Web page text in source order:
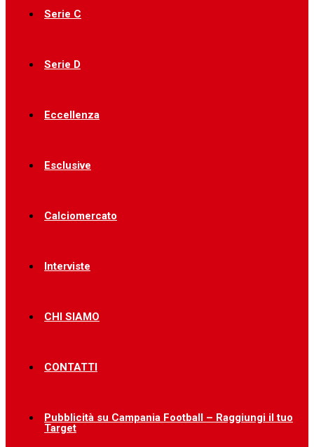
Serie C
Serie D
Eccellenza
Esclusive
Calciomercato
Interviste
CHI SIAMO
CONTATTI
Pubblicità su Campania Football – Raggiungi il tuo
Target